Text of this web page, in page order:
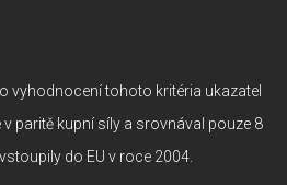
vyhodnocení tohoto kritéria ukazatel
paritě kupní síly a srovnával pouze 8
do EU v roce 2004.